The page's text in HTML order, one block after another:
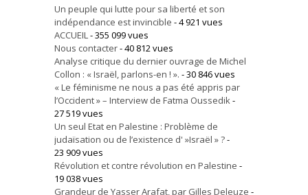
Un peuple qui lutte pour sa liberté et son
indépendance est invincible - 4 921 vues
ACCUEIL- 355 099 vues
Nous contacter- 40 812 vues
Analyse critique du dernier ouvrage de Michel
Collon : « Israël, parlons-en ! ». - 30 846 vues
« Le féminisme ne nous a pas été appris par
l’Occident » – Interview de Fatma Oussedik-
27 519 vues
Un seul Etat en Palestine : Problème de
judaïsation ou de l’existence d' »Israël » ?-
23 909 vues
Révolution et contre révolution en Palestine -
19 038 vues
Grandeur de Yasser Arafat, par Gilles Deleuze -